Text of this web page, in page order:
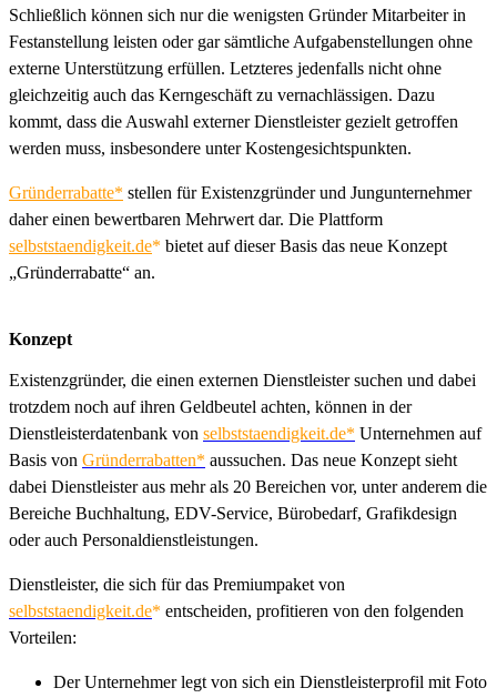
Schließlich können sich nur die wenigsten Gründer Mitarbeiter in
Festanstellung leisten oder gar sämtliche Aufgabenstellungen ohne
externe Unterstützung erfüllen. Letzteres jedenfalls nicht ohne
gleichzeitig auch das Kerngeschäft zu vernachlässigen. Dazu
kommt, dass die Auswahl externer Dienstleister gezielt getroffen
werden muss, insbesondere unter Kostengesichtspunkten.
Gründerrabatte* stellen für Existenzgründer und Jungunternehmer
daher einen bewertbaren Mehrwert dar. Die Plattform
selbststaendigkeit.de* bietet auf dieser Basis das neue Konzept
„Gründerrabatte“ an.
Konzept
Existenzgründer, die einen externen Dienstleister suchen und dabei
trotzdem noch auf ihren Geldbeutel achten, können in der
Dienstleisterdatenbank von selbststaendigkeit.de* Unternehmen auf
Basis von Gründerrabatten* aussuchen. Das neue Konzept sieht
dabei Dienstleister aus mehr als 20 Bereichen vor, unter anderem die
Bereiche Buchhaltung, EDV-Service, Bürobedarf, Grafikdesign
oder auch Personaldienstleistungen.
Dienstleister, die sich für das Premiumpaket von
selbststaendigkeit.de* entscheiden, profitieren von den folgenden
Vorteilen:
Der Unternehmer legt von sich ein Dienstleisterprofil mit Foto